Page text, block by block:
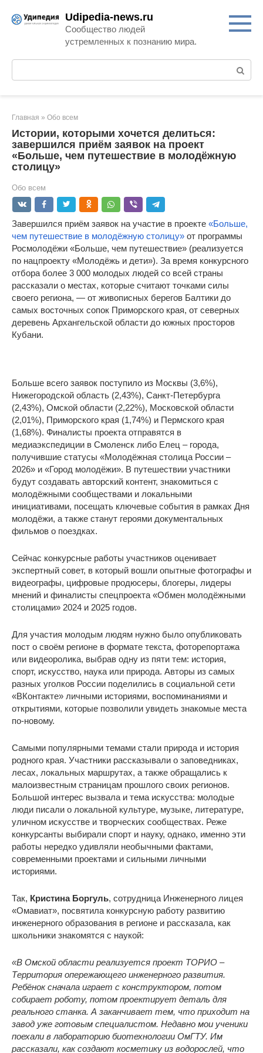
Udipedia-news.ru
Сообщество людей
устремленных к познанию мира.
Главная » Обо всем
Истории, которыми хочется делиться:
завершился приём заявок на проект
«Больше, чем путешествие в молодёжную
столицу»
Обо всем
Завершился приём заявок на участие в проекте «Больше,
чем путешествие в молодёжную столицу» от программы
Росмолодёжи «Больше, чем путешествие» (реализуется
по нацпроекту «Молодёжь и дети»). За время конкурсного
отбора более 3 000 молодых людей со всей страны
рассказали о местах, которые считают точками силы
своего региона, — от живописных берегов Балтики до
самых восточных сопок Приморского края, от северных
деревень Архангельской области до южных просторов
Кубани.
Больше всего заявок поступило из Москвы (3,6%),
Нижегородской область (2,43%), Санкт-Петербурга
(2,43%), Омской области (2,22%), Московской области
(2,01%), Приморского края (1,74%) и Пермского края
(1,68%). Финалисты проекта отправятся в
медиаэкспедиции в Смоленск либо Елец – города,
получившие статусы «Молодёжная столица России –
2026» и «Город молодёжи». В путешествии участники
будут создавать авторский контент, знакомиться с
молодёжными сообществами и локальными
инициативами, посещать ключевые события в рамках Дня
молодёжи, а также станут героями документальных
фильмов о поездках.
Сейчас конкурсные работы участников оценивает
экспертный совет, в который вошли опытные фотографы и
видеографы, цифровые продюсеры, блогеры, лидеры
мнений и финалисты спецпроекта «Обмен молодёжными
столицами» 2024 и 2025 годов.
Для участия молодым людям нужно было опубликовать
пост о своём регионе в формате текста, фоторепортажа
или видеоролика, выбрав одну из пяти тем: история,
спорт, искусство, наука или природа. Авторы из самых
разных уголков России поделились в социальной сети
«ВКонтакте» личными историями, воспоминаниями и
открытиями, которые позволили увидеть знакомые места
по-новому.
Самыми популярными темами стали природа и история
родного края. Участники рассказывали о заповедниках,
лесах, локальных маршрутах, а также обращались к
малоизвестным страницам прошлого своих регионов.
Большой интерес вызвала и тема искусства: молодые
люди писали о локальной культуре, музыке, литературе,
уличном искусстве и творческих сообществах. Реже
конкурсанты выбирали спорт и науку, однако, именно эти
работы нередко удивляли необычными фактами,
современными проектами и сильными личными
историями.
Так, Кристина Боргуль, сотрудница Инженерного лицея
«Омавиат», посвятила конкурсную работу развитию
инженерного образования в регионе и рассказала, как
школьники знакомятся с наукой:
«В Омской области реализуется проект ТОРИО –
Территория опережающего инженерного развития.
Ребёнок сначала играет с конструктором, потом
собирает роботу, потом проектирует деталь для
реального станка. А заканчивает тем, что приходит на
завод уже готовым специалистом. Недавно мои ученики
поехали в лабораторию биотехнологии ОмГТУ. Им
рассказали, как создают косметику из водорослей, что